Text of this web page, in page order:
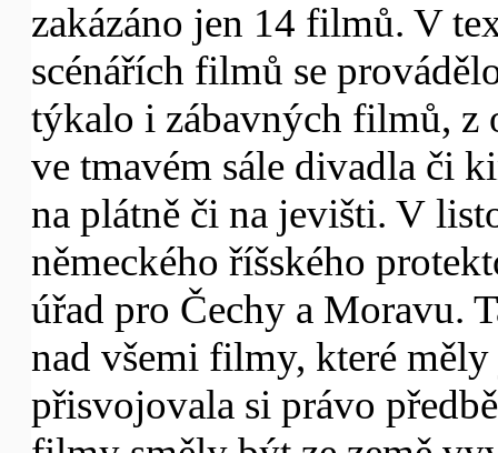
zakázáno jen 14 filmů. V
scénářích filmů se
týkalo i zábavných filmů, z
ve tmavém sále divadla či
na plátně či na jevišti. V
německého říšského
úřad pro Čechy a Moravu.
nad všemi filmy, které
přisvojovala si právo